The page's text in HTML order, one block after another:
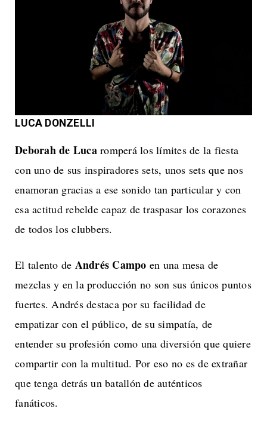
LUCA DONZELLI
Deborah de Lucaromperá los límites de la fiesta
con uno de sus inspiradores sets, unos sets que nos
enamoran gracias a ese sonido tan particular y con
esa actitud rebelde capaz de traspasar los corazones
de todos los clubbers.
El talento de Andrés Campo en una mesa de
mezclas y en la producción no son sus únicos puntos
fuertes. Andrés destaca por su facilidad de
empatizar con el público, de su simpatía, de
entender su profesión como una diversión que quiere
compartir con la multitud. Por eso no es de extrañar
que tenga detrás un batallón de auténticos
fanáticos.